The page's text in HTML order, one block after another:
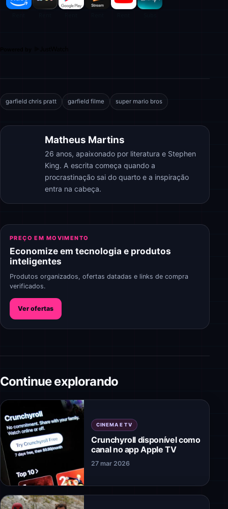
garfield chris pratt garfield filme super mario bros
Matheus Martins
26 anos, apaixonado por literatura e Stephen
King. A escrita começa quando a
procrastinação sai do quarto e a inspiração
entra na cabeça.
PREÇO EM MOVIMENTO
Economize em tecnologia e produtos
inteligentes
Produtos organizados, ofertas datadas e links de compra
verificados.
Ver ofertas
Continue explorando
CINEMA E TV
Crunchyroll disponível como
canal no app Apple TV
27 mar 2026